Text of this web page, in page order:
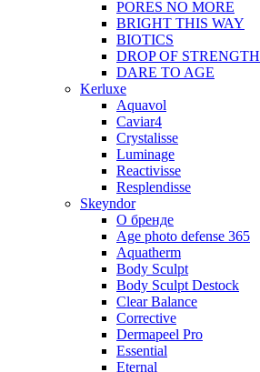
PORES NO MORE
BRIGHT THIS WAY
BIOTICS
DROP OF STRENGTH
DARE TO AGE
Kerluxe
Aquavol
Caviar4
Crystalisse
Luminage
Reactivisse
Resplendisse
Skeyndor
О бренде
Age photo defense 365
Aquatherm
Body Sculpt
Body Sculpt Destock
Clear Balance
Corrective
Dermapeel Pro
Essential
Eternal